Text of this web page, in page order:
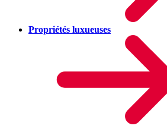
Propriétés luxueuses